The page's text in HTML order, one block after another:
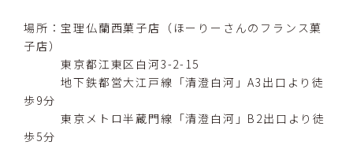
場所：宝理仏蘭西菓子店（ほーりーさんのフランス菓
子店）
東京都江東区白河3-2-15
地下鉄都営大江戸線「清澄白河」A3出口より徒
歩9分
東京メトロ半蔵門線「清澄白河」B2出口より徒
歩5分